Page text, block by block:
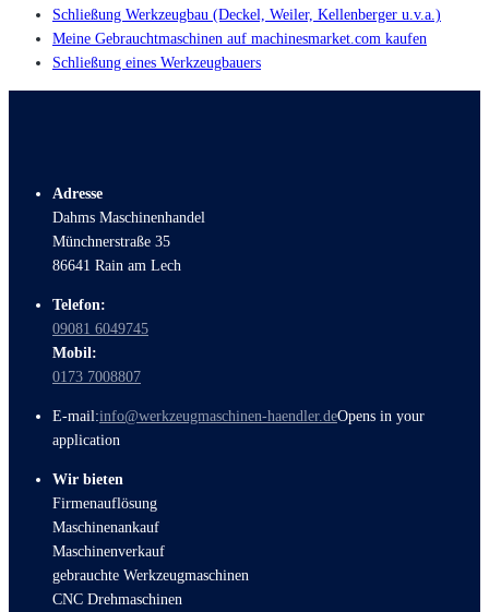
Schließung Werkzeugbau (Deckel, Weiler, Kellenberger u.v.a.)
Meine Gebrauchtmaschinen auf machinesmarket.com kaufen
Schließung eines Werkzeugbauers
Adresse
Dahms Maschinenhandel
Münchnerstraße 35
86641 Rain am Lech
Telefon:
09081 6049745
Mobil:
0173 7008807
E-mail:info@werkzeugmaschinen-haendler.deOpens in your
application
Wir bieten
Firmenauflösung
Maschinenankauf
Maschinenverkauf
gebrauchte Werkzeugmaschinen
CNC Drehmaschinen